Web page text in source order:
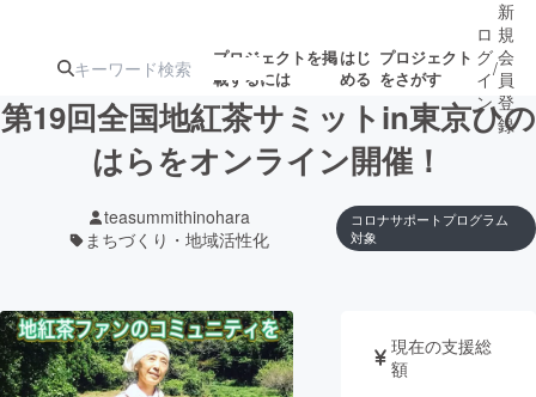
プロジェクトを掲
載するには
はじ
める
プロジェクト
をさがす
ターン
ジェクト
募集終了が近いプ
ロジェクト
もうすぐ公開
されます
アート・写真
テクノロジー・ガジェット
ロ
グ
イ
ン
/
新
規
会
員
登
録
第19回全国地紅茶サミットin東京ひの
はらをオンライン開催！
teasummithinohara
まちづくり・地域活性化
コロナサポートプログラム
対象
現在の支援総
額